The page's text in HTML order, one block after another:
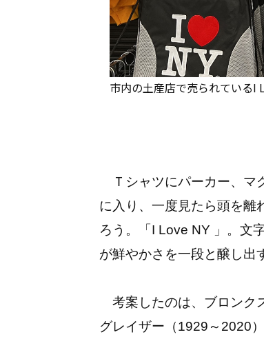
市内の土産店で売られているI
Ｔシャツにパーカー、マ
に入り、一度見たら頭を離
ろう。「I Love NY 」。文
が鮮やかさを一段と醸し出
考案したのは、ブロンク
グレイザー（1929～2020